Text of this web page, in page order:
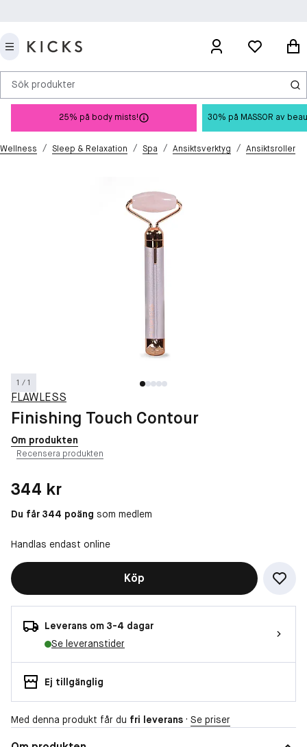
Sök produkter
25% på body mists! 30% på MASSOR av
Wellness / Sleep & Relaxation / Spa / Ansiktsverktyg / Ansiktsroller
1 / 1
FLAWLESS
Finishing Touch Contour
Om produkten
Recensera produkten
Pris: 344 kr
344 kr
Du får 344 poäng som medlem
Handlas endast online
Köp
Leverans om 3-4 dagar
Se leveranstider
Ej tillgänglig
Med denna produkt får du fri leverans · Se priser